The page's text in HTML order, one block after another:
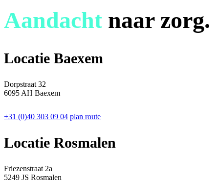
Aandacht naar zorg.
Locatie Baexem
Dorpstraat 32
6095 AH Baexem
+31 (0)40 303 09 04 plan route
Locatie Rosmalen
Friezenstraat 2a
5249 JS Rosmalen